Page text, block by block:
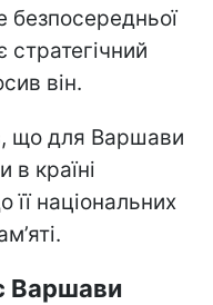
безпосередньої
стратегічний
він.
що для Варшави
країні
національних
Варшави